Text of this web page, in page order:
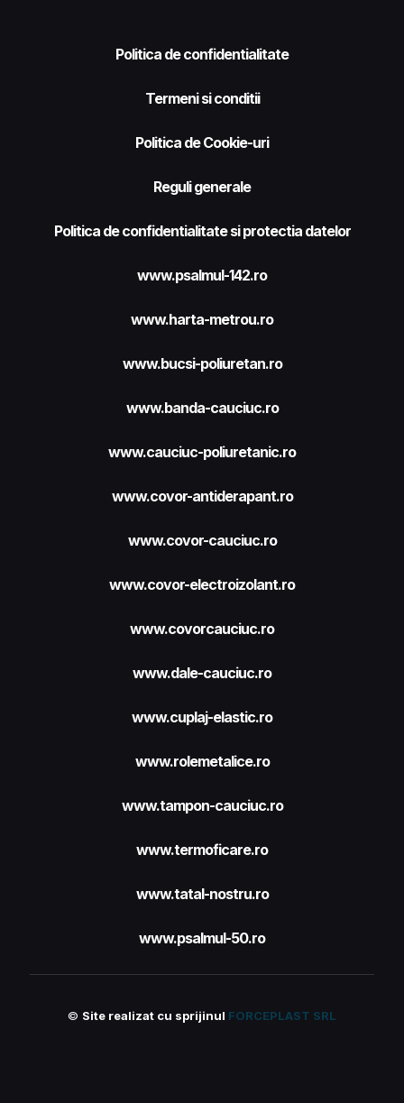
Politica de confidentialitate
Termeni si conditii
Politica de Cookie-uri
Reguli generale
Politica de confidentialitate si protectia datelor
www.psalmul-142.ro
www.harta-metrou.ro
www.bucsi-poliuretan.ro
www.banda-cauciuc.ro
www.cauciuc-poliuretanic.ro
www.covor-antiderapant.ro
www.covor-cauciuc.ro
www.covor-electroizolant.ro
www.covorcauciuc.ro
www.dale-cauciuc.ro
www.cuplaj-elastic.ro
www.rolemetalice.ro
www.tampon-cauciuc.ro
www.termoficare.ro
www.tatal-nostru.ro
www.psalmul-50.ro
© Site realizat cu sprijinul FORCEPLAST SRL